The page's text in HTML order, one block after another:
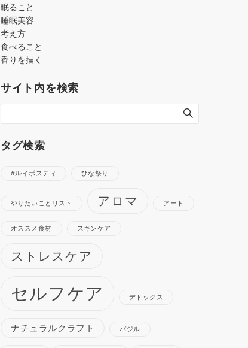
眠ること
睡眠美容
考え方
食べること
香りを描く
サイト内を検索
タグ検索
#ルイボスティ ひな祭り
やりたいことリスト アロマ アート
オススメ食材 スキンケア
ストレスケア
セルフケア デトックス
ナチュラルクラフト バジル